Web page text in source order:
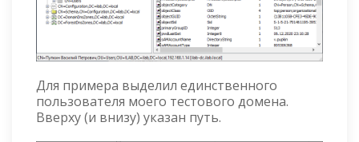
Для примера выделил единственного
пользователя моего тестового домена.
Вверху (и внизу) указан путь.